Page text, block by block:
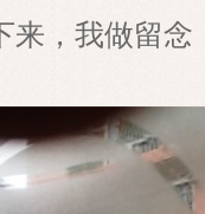
来，我做留